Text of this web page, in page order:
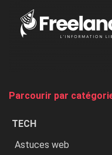
Parcourir par
TECH
Astuces web